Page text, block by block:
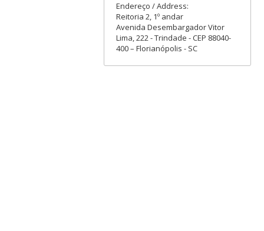
Endereço / Address:
Reitoria 2, 1º andar
Avenida Desembargador Vitor
Lima, 222 - Trindade - CEP 88040-
400 – Florianópolis - SC